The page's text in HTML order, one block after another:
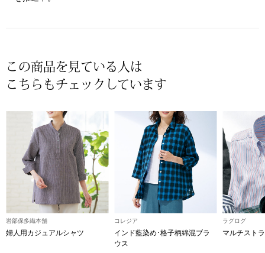
ランド
すべて見る
和装小物
その他
その他
この商品を見ている人は
こちらもチェックしています
岩部保多織本舗
婦人用カジュアルシャツ
コレジア
インド藍染め･格子柄綿混ブラ
ウス
ラグログ
マルチスト